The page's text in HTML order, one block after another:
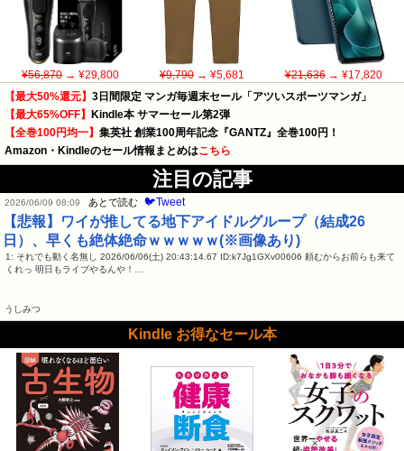
¥56,870→ ¥29,800 ¥9,790→ ¥5,681 ¥21,636→ ¥17,820
【最大50%還元】 3日間限定 マンガ毎週末セール「アツいスポーツマンガ」
【最大65%OFF】 Kindle本 サマーセール第2弾
【全巻100円均一】 集英社 創業100周年記念『GANTZ』全巻100円！
Amazon・Kindleのセール情報まとめはこちら
注目の記事
2026/06/09 08:09 あとで読む 🐦Tweet
【悲報】ワイが推してる地下アイドルグループ（結成26
日）、早くも絶体絶命ｗｗｗｗｗ(※画像あり)
1: それでも動く名無し 2026/06/06(土) 20:43:14.67 ID:k7Jg1GXv00606 頼むからお前らも来て
くれっ 明日もライブやるんや！…
うしみつ
Kindle お得なセール本